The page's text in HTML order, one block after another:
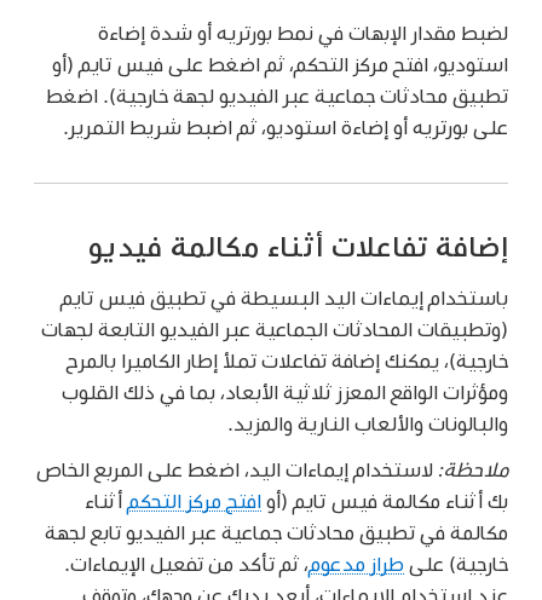
لضبط مقدار الإبهات في نمط بورتريه أو شدة إضاءة
استوديو، افتح مركز التحكم، ثم اضغط على فيس تايم (أو
تطبيق محادثات جماعية عبر الفيديو لجهة خارجية). اضغط
على بورتريه أو إضاءة استوديو، ثم اضبط شريط التمرير.
إضافة تفاعلات أثناء مكالمة فيديو
باستخدام إيماءات اليد البسيطة في تطبيق فيس تايم
(وتطبيقات المحادثات الجماعية عبر الفيديو التابعة لجهات
خارجية)، يمكنك إضافة تفاعلات تملأ إطار الكاميرا بالمرح
ومؤثرات الواقع المعزز ثلاثية الأبعاد، بما في ذلك القلوب
والبالونات والألعاب النارية والمزيد.
ملاحظة: لاستخدام إيماءات اليد، اضغط على المربع الخاص
بك أثناء مكالمة فيس تايم (أو افتح مركز التحكم أثناء
مكالمة في تطبيق محادثات جماعية عبر الفيديو تابع لجهة
خارجية) على طراز مدعوم، ثم تأكد من تفعيل الإيماءات.
عند استخدام الإيماءات، أبعد يديك عن وجهك، وتوقف